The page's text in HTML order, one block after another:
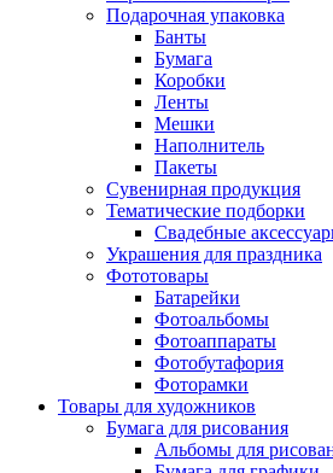
Подарочная упаковка
Банты
Бумага
Коробки
Ленты
Мешки
Наполнитель
Пакеты
Сувенирная продукция
Тематические подборки
Свадебные
Украшения для праздника
Фототовары
Батарейки
Фотоальбомы
Фотоаппараты
Фотобутафория
Фоторамки
Товары для художников
Бумага для рисования
Альбомы для